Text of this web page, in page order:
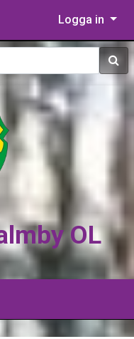
Logga in
Sök
OL